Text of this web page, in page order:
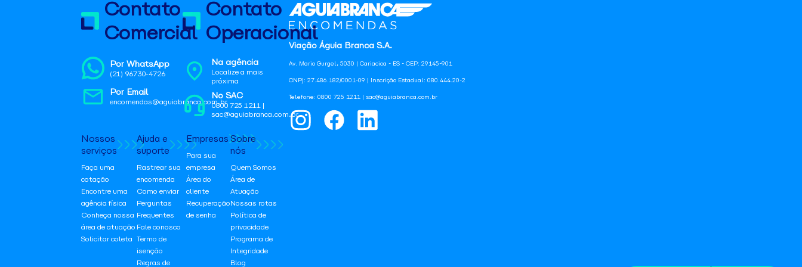
Viação Águia Branca S.A.
Av. Mario Gurgel, 5030 | Cariacica - ES - CEP: 29145-901
CNPJ: 27.486.182/0001-09 | Inscrição Estadual: 080.444.20-2
Telefone: 0800 725 1211 | sac@aguiabranca.com.br
Contato
Comercial
Por WhatsApp
(21) 96730-4726
Por Email
encomendas@aguiabranca.com.br
Contato
Operacional
Na agência
Localize a mais
próxima
No SAC
0800 725 1211 |
sac@aguiabranca.com.br
Nossos
serviços
Faça uma
cotação
Encontre uma
agência física
Conheça nossa
área de atuação
Solicitar coleta
Ajuda e
suporte
Rastrear sua
encomenda
Como enviar
Perguntas
Frequentes
Fale conosco
Termo de
isenção
Regras de
Empresas
Para sua
empresa
Área do
cliente
Recuperação
de senha
Sobre
nós
Quem Somos
Área de
Atuação
Nossas rotas
Política de
privacidade
Programa de
Integridade
Blog